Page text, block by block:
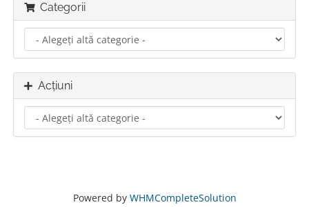
Categorii
Acțiuni
Powered by WHMCompleteSolution